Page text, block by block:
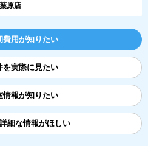
原店
費用が知りたい
を実際に見たい
情報が知りたい
細な情報がほしい